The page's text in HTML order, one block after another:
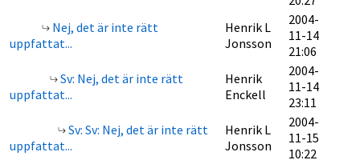
Nej, det är inte rätt
uppfattat...
Henrik L
Jonsson
2004-
11-14
21:06
Sv: Nej, det är inte rätt
uppfattat...
Henrik
Enckell
2004-
11-14
23:11
Sv: Sv: Nej, det är inte rätt
uppfattat...
Henrik L
Jonsson
2004-
11-15
10:22